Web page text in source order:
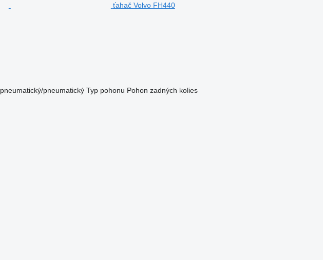
ťahač Volvo FH440
pneumatický/pneumatický Typ pohonu Pohon zadných kolies